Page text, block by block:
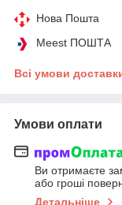
Нова Пошта
Meest ПОШТА
Всі умови
Умови оплати
Ви отримаєте
або гроші
Детальніше